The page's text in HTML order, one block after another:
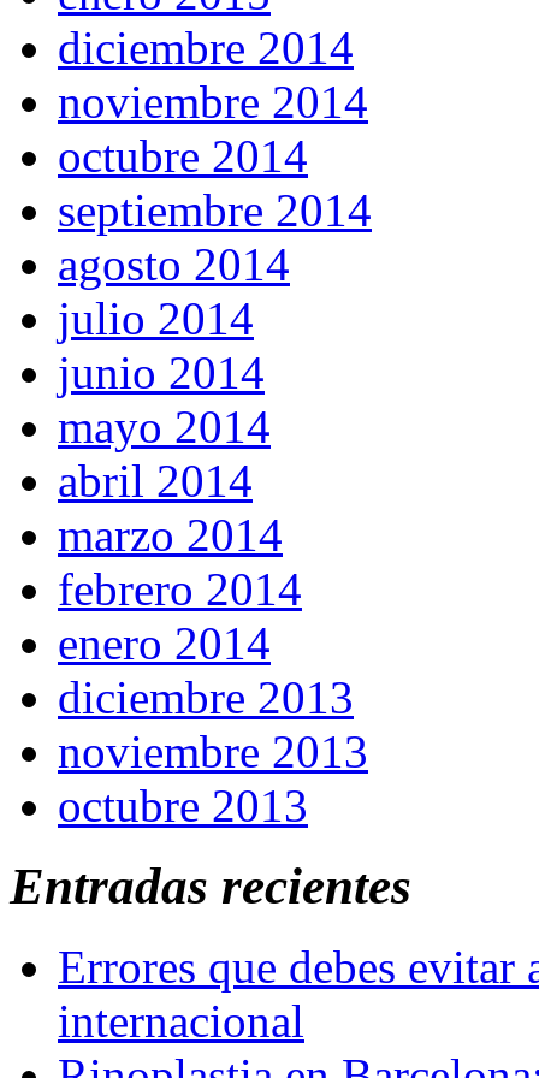
diciembre 2014
noviembre 2014
octubre 2014
septiembre 2014
agosto 2014
julio 2014
junio 2014
mayo 2014
abril 2014
marzo 2014
febrero 2014
enero 2014
diciembre 2013
noviembre 2013
octubre 2013
Entradas recientes
Errores que debes
internacional